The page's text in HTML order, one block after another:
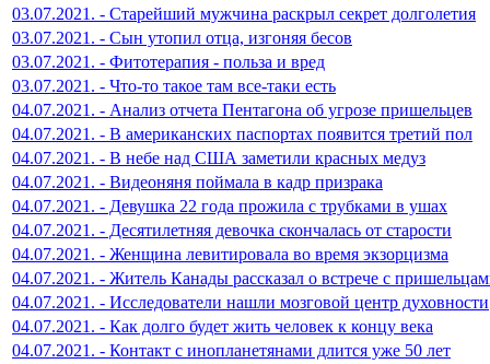
03.07.2021. - Старейший мужчина раскрыл секрет долголетия
03.07.2021. - Сын утопил отца, изгоняя бесов
03.07.2021. - Фитотерапия - польза и вред
03.07.2021. - Что-то такое там все-таки есть
04.07.2021. - Анализ отчета Пентагона об угрозе пришельцев
04.07.2021. - В американских паспортах появится третий пол
04.07.2021. - В небе над США заметили красных медуз
04.07.2021. - Видеоняня поймала в кадр призрака
04.07.2021. - Девушка 22 года прожила с трубками в ушах
04.07.2021. - Десятилетняя девочка скончалась от старости
04.07.2021. - Женщина левитировала во время экзорцизма
04.07.2021. - Житель Канады рассказал о встрече с
04.07.2021. - Исследователи нашли мозговой центр духовности
04.07.2021. - Как долго будет жить человек к концу века
04.07.2021. - Контакт с инопланетянами длится уже 50 лет